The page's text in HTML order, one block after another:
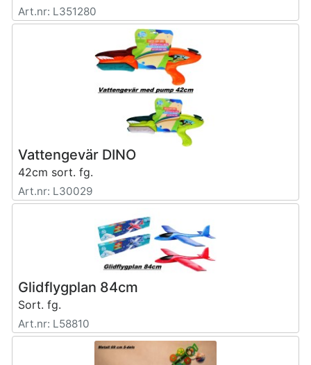
Art.nr: L351280
Vattengevär DINO
42cm sort. fg.
Art.nr: L30029
Glidflygplan 84cm
Sort. fg.
Art.nr: L58810